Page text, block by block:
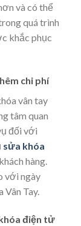
và có thể
quá trình
khắc phục
chi phí
vân tay
tâm quan
đối với
sửa khóa
hàng.
với ngày
Vân Tay.
điện tử